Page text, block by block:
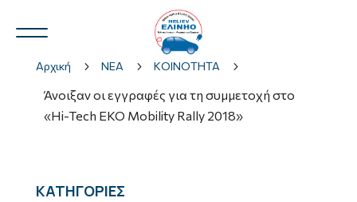
Αρχική 5 ΝΕΑ 5 ΚΟΙΝΟΤΗΤΑ 5
Άνοιξαν οι εγγραφές για τη συμμετοχή στο
«Hi-Tech EKO Mobility Rally 2018»
ΚΑΤΗΓΟΡΙΕΣ